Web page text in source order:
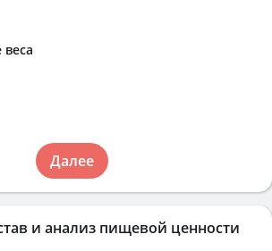
и анализ пищевой ценности
Далее